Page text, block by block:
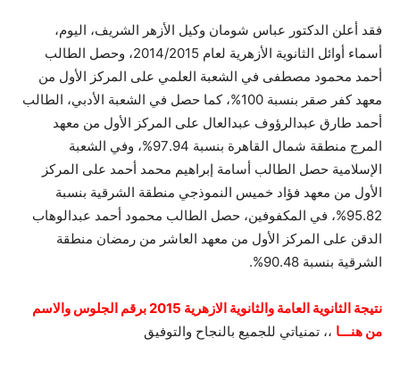
فقد أعلن الدكتور عباس شومان وكيل الأزهر الشريف، اليوم،
أسماء أوائل الثانوية الأزهرية لعام 2014/2015، وحصل الطالب
أحمد محمود مصطفى في الشعبة العلمي على المركز الأول من
معهد كفر صقر بنسبة 100%، كما حصل في الشعبة الأدبي، الطالب
أحمد طارق عبدالرؤوف عبدالعال على المركز الأول من معهد
المرج منطقة شمال القاهرة بنسبة 97.94%، وفي الشعبة
الإسلامية حصل الطالب أسامة إبراهيم محمد أحمد على المركز
الأول من معهد فؤاد خميس النموذجي منطقة الشرقية بنسبة
95.82%، في المكفوفين، حصل الطالب محمود أحمد عبدالوهاب
الدقن على المركز الأول من معهد العاشر من رمضان منطقة
الشرقية بنسبة 90.48%.
نتيجة الثانوية العامة والثانوية الازهرية 2015 برقم الجلوس والاسم
من هنـــا ،، تمنياتي للجميع بالنجاح والتوفيق